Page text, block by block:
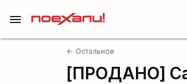
menu
arrow_back Остальное
[ПРОДАНО]